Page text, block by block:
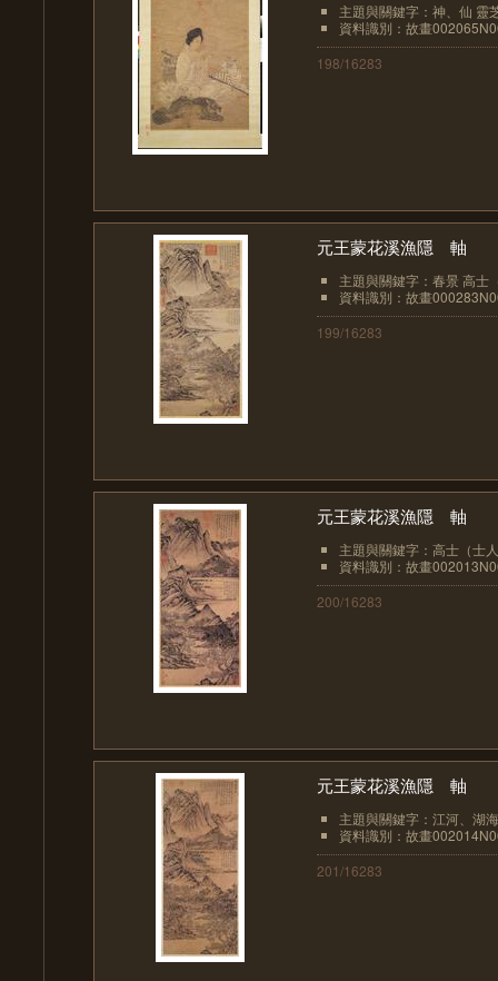
主題與關鍵字：神、仙 靈
資料識別：故畫
198/16283
元王蒙花溪漁隱 軸
主題與關鍵字：春景 高士
資料識別：故畫
199/16283
元王蒙花溪漁隱 軸
主題與關鍵字：高士（士
資料識別：故畫
200/16283
元王蒙花溪漁隱 軸
主題與關鍵字：江河、湖
資料識別：故畫
201/16283